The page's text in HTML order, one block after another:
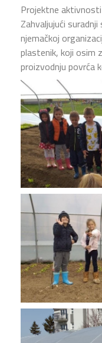
Projektne
Zahvaljujući
njemačkoj
plastenik, koji osim
proizvodnju povrća